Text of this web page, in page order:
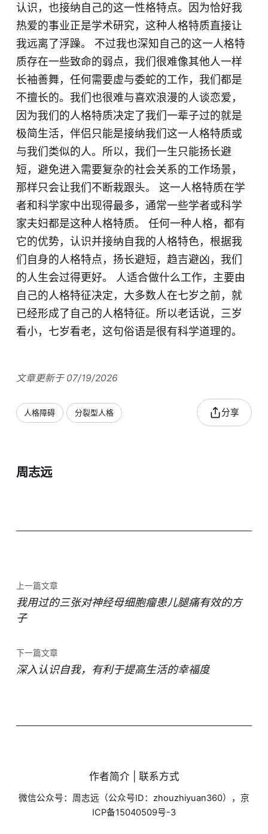
认识，也接纳自己的这一性格特点。因为恰好我
热爱的事业正是学术研究，这种人格特质直接让
我远离了浮躁。 不过我也深知自己的这一人格特
质存在一些致命的弱点，我们很难像其他人一样
长袖善舞，任何需要虚与委蛇的工作，我们都是
不擅长的。我们也很难与喜欢浪漫的人谈恋爱，
因为我们的人格特质决定了我们一辈子过的就是
极简生活，伴侣只能是接纳我们这一人格特质或
与我们类似的人。所以，我们一生只能扬长避
短，避免进入需要复杂的社会关系的工作场景，
那样只会让我们不断栽跟头。 这一人格特质在学
者和科学家中出现得最多，通常一些学者或科学
家夫妇都是这种人格特质。 任何一种人格，都有
它的优势，认识并接纳自我的人格特色，根据我
们自身的人格特点，扬长避短，趋吉避凶，我们
的人生会过得更好。 人适合做什么工作，主要由
自己的人格特征决定，大多数人在七岁之前，就
已经形成了自己的人格特征。所以老话说，三岁
看小，七岁看老，这句俗语是很有科学道理的。
文章更新于 07/19/2026
人格障碍 分裂型人格 分享
周志远
上一篇文章
我用过的三张对神经母细胞瘤患儿腿痛有效的方
子
下一篇文章
深入认识自我，有利于提高生活的幸福度
作者简介 | 联系方式
微信公众号：周志远（公众号ID：zhouzhiyuan360），京
ICP备15040509号-3